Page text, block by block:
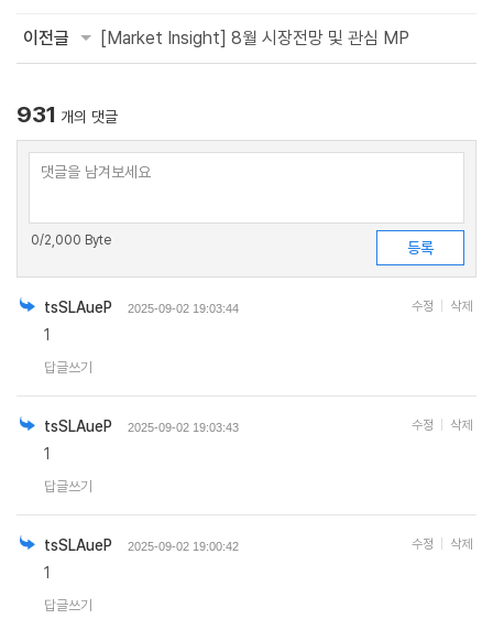
이전글 [Market Insight] 8월 시장전망 및 관심 MP
931 개의 댓글
0/2,000 Byte
tsSLAueP 2025-09-02 19:03:44
1
답글쓰기
수정 삭제
tsSLAueP 2025-09-02 19:03:43
1
답글쓰기
수정 삭제
tsSLAueP 2025-09-02 19:00:42
1
답글쓰기
수정 삭제